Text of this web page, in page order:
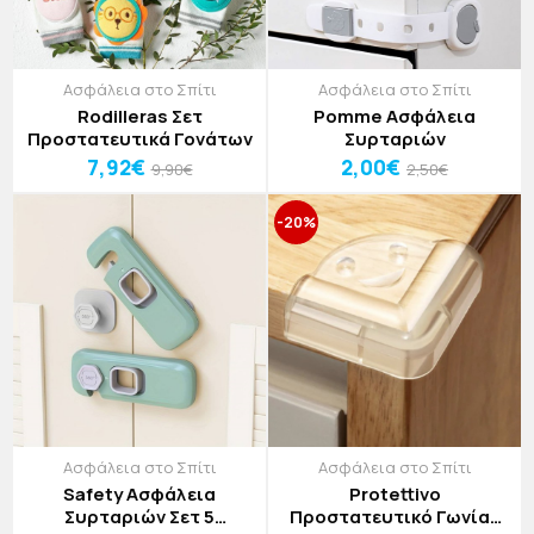
Ασφάλεια στο Σπίτι
Rodilleras Σετ
Προστατευτικά Γονάτων
7,92€ 9,90€
Ασφάλεια στο Σπίτι
Pomme Ασφάλεια
Συρταριών
2,00€ 2,50€
Ασφάλεια στο Σπίτι
Safety Ασφάλεια
Συρταριών Σετ 5
-20%
Ασφάλεια στο Σπίτι
Protettivo
Προστατευτικό Γωνίας